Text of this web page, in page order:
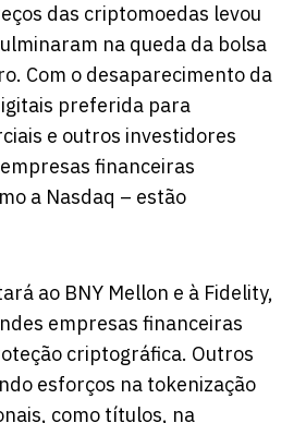
das criptomoedas levou
na queda da bolsa
Com o desaparecimento da
preferida para
e outros investidores
financeiras
a Nasdaq – estão
ao BNY Mellon e à Fidelity,
empresas financeiras
criptográfica. Outros
esforços na tokenização
como títulos, na